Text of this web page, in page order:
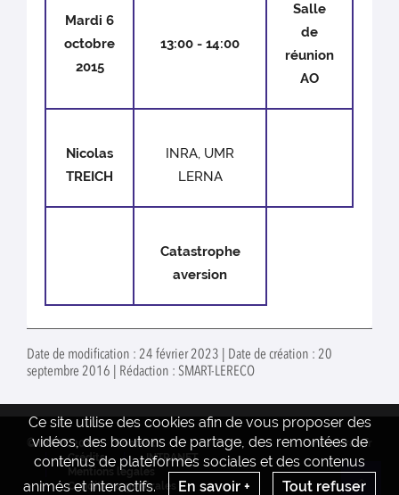
Mardi 6
octobre
2015
13:00 - 14:00
Salle
de
réunion
AO
Nicolas
TREICH
INRA, UMR
LERNA
Catastrophe
aversion
Date de modification : 24 février 2023 | Date de création : 20
septembre 2016 | Rédaction : SMART-LERECO
Ce site utilise des cookies afin de vous proposer des
vidéos, des boutons de partage, des remontées de
contenus de plateformes sociales et des contenus
animés et interactifs.
En savoir + Tout refuser
© INRAE 2022
Contact
Crédits
INTRANET
Mentions legales
Conditions générales
www.inrae.fr